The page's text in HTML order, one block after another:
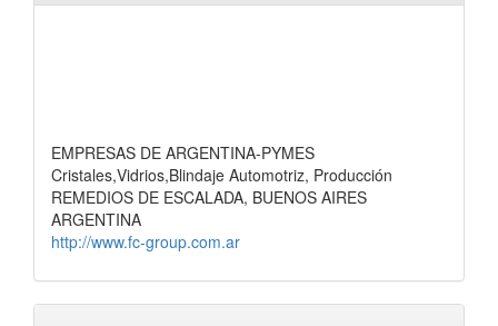
EMPRESAS DE ARGENTINA-PYMES
Cristales,Vidrios,Blindaje Automotriz, Producción
REMEDIOS DE ESCALADA, BUENOS AIRES
ARGENTINA
http://www.fc-group.com.ar